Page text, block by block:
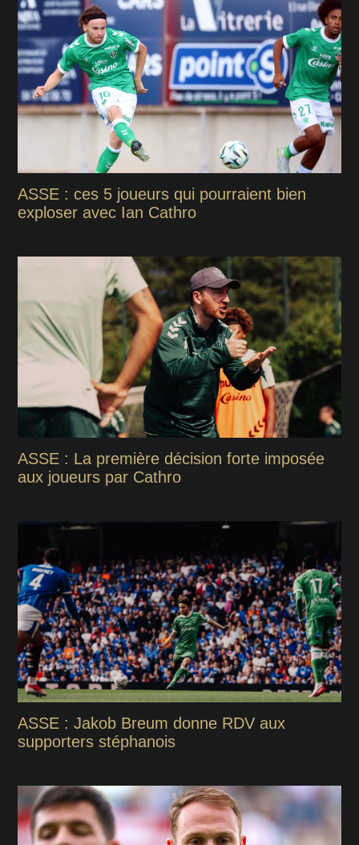
ASSE : ces 5 joueurs qui pourraient bien
exploser avec Ian Cathro
ASSE : La première décision forte imposée
aux joueurs par Cathro
ASSE : Jakob Breum donne RDV aux
supporters stéphanois